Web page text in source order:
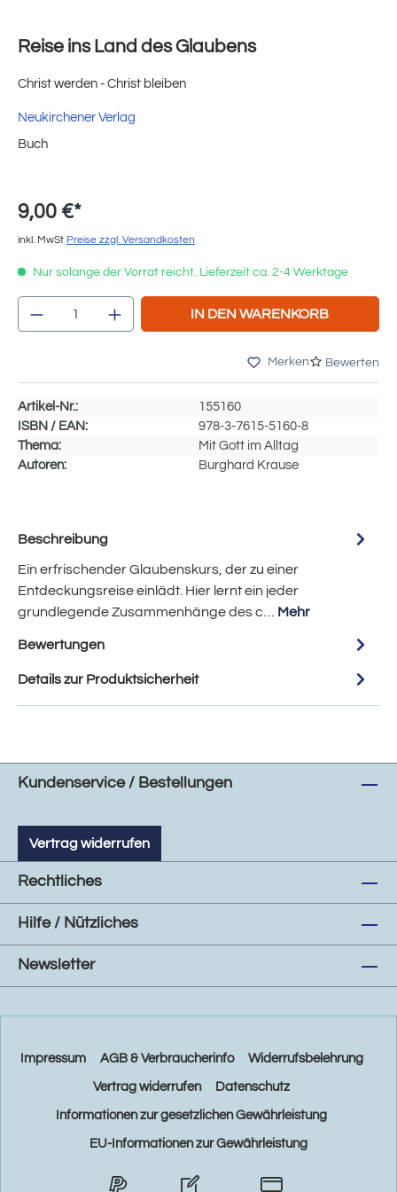
Reise ins Land des Glaubens
Christ werden - Christ bleiben
Neukirchener Verlag
Buch
9,00 €*
inkl. MwSt Preise zzgl. Versandkosten
Nur solange der Vorrat reicht. Lieferzeit ca. 2-4 Werktage
Produkt Anzahl: Gib den gewünschten
IN DEN WARENKORB
Merken Bewerten
Artikel-Nr.:
155160
ISBN / EAN:
978-3-7615-5160-8
Thema:
Mit Gott im Alltag
Autoren:
Burghard Krause
Beschreibung
Ein erfrischender Glaubenskurs, der zu einer
Entdeckungsreise einlädt. Hier lernt ein jeder
grundlegende Zusammenhänge des c… Mehr
Bewertungen
Details zur Produktsicherheit
Kundenservice / Bestellungen
Vertrag widerrufen
Rechtliches
Hilfe / Nützliches
Newsletter
Impressum AGB & Verbraucherinfo Widerrufsbelehrung
Vertrag widerrufen Datenschutz
Informationen zur gesetzlichen Gewährleistung
EU-Informationen zur Gewährleistung